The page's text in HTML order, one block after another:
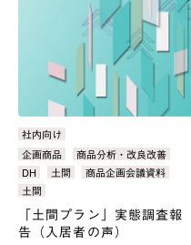
カ
テ
ゴ
リ：
社内向け
タ
グ：
企画商品
商品分析・改良改善
DH
土間
商品企画会議資料
土間
「土間プラン」実態調査報
告（入居者の声）